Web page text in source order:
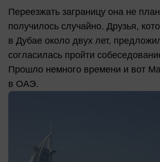
Переезжать заграницу она не
получилось случайно. Друзья,
в Дубае около двух лет,
согласилась пройти
Прошло немного времени и вот
в ОАЭ.